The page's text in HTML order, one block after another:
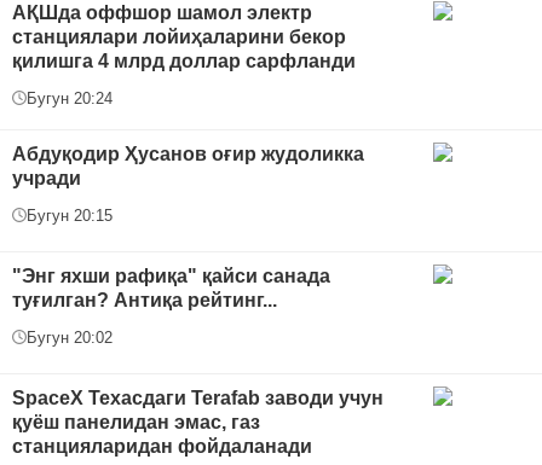
АҚШда оффшор шамол электр
станциялари лойиҳаларини бекор
қилишга 4 млрд доллар сарфланди
Бугун 20:24
Абдуқодир Ҳусанов оғир жудоликка
учради
Бугун 20:15
"Энг яхши рафиқа" қайси санада
туғилган? Антиқа рейтинг...
Бугун 20:02
SpaceX Техасдаги Terafab заводи учун
қуёш панелидан эмас, газ
станцияларидан фойдаланади